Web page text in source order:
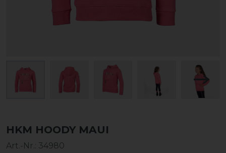
HKM HOODY MAUI
Art.-Nr.: 34980